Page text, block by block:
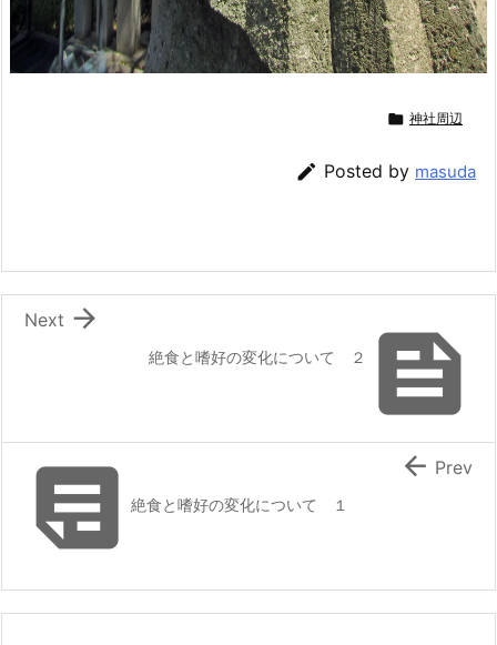
 神社周辺
 Posted by masuda

絶食と嗜好の変化について ２

Next
絶食と嗜好の変化について １
 Prev